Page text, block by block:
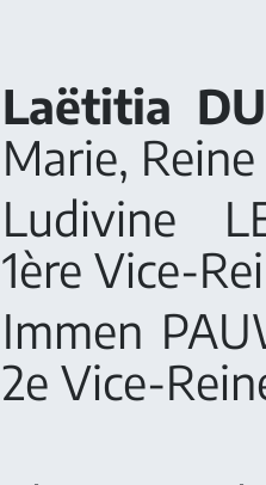
Laëtitia
Marie,
Ludivine
1ère Vice-
Immen
2e Vice-